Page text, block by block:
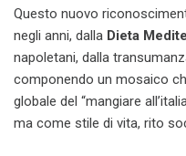
Questo nuovo
negli anni, dalla Dieta
napoletani, dalla
componendo un mosaico
globale del “mangiare
ma come stile di vita, rito